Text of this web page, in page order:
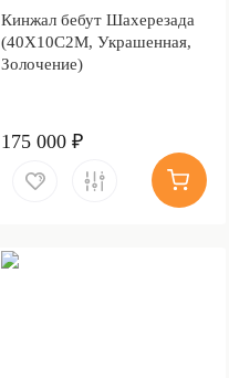
Кинжал бебут Шахерезада
(40Х10С2М, Украшенная,
Золочение)
175 000 ₽